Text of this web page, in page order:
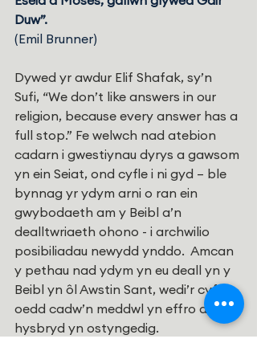
Duw”.
(Emil Brunner)
Dywed yr awdur Elif Shafak, sy’n
Sufi, “We don’t like answers in our
religion, because every answer has a
full stop.” Fe welwch nad atebion
cadarn i gwestiynau dyrys a gawsom
yn ein Seiat, ond cyfle i ni gyd – ble
bynnag yr ydym arni o ran ein
gwybodaeth am y Beibl a’n
dealltwriaeth ohono - i archwilio
posibiliadau newydd ynddo.  Amcan
y pethau nad ydym yn eu deall yn y
Beibl yn ôl Awstin Sant, wedi’r cyfan,
oedd cadw’n meddwl yn effro a’n
hysbryd yn ostyngedig.